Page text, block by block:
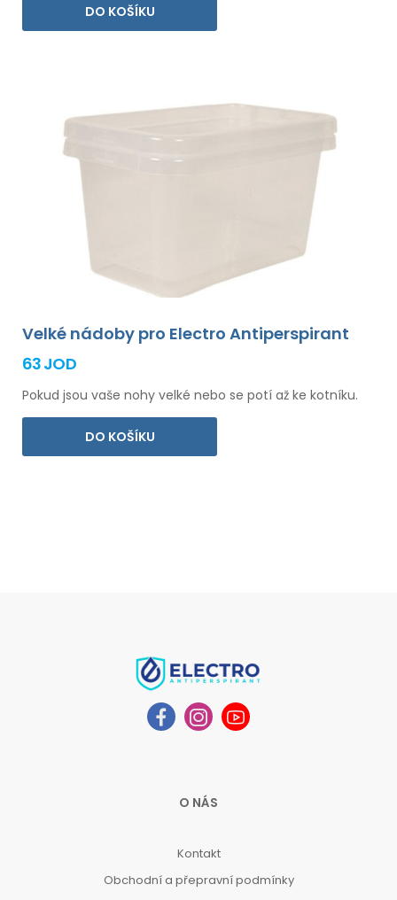
DO KOŠÍKU
Velké nádoby pro Electro Antiperspirant
63 JOD
Pokud jsou vaše nohy velké nebo se potí až ke kotníku.
DO KOŠÍKU
O NÁS
Kontakt
Obchodní a přepravní podmínky